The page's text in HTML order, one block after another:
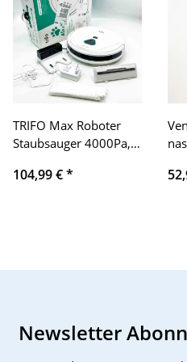
TRIFO Max Roboter
Staubsauger 4000Pa,
Smarte Navigation,
Alexa/Google Home,
Gebrauchsspuren
104,99 €*
Newsletter